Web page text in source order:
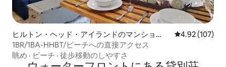
ヒルトン・ヘッド・アイランドのマンショ
ン・アパート
レビュー107
4.92 (107)
1BR/1BA-HHBT/ビーチへの直接アクセス
眺め · ビーチ · 徒歩移動のしやすさ